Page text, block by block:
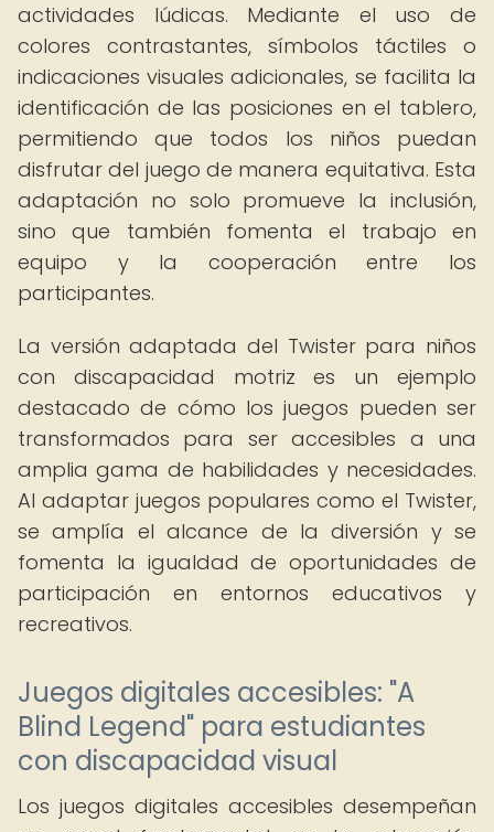
actividades lúdicas. Mediante el uso de
colores contrastantes, símbolos táctiles o
indicaciones visuales adicionales, se facilita la
identificación de las posiciones en el tablero,
permitiendo que todos los niños puedan
disfrutar del juego de manera equitativa. Esta
adaptación no solo promueve la inclusión,
sino que también fomenta el trabajo en
equipo y la cooperación entre los
participantes.
La versión adaptada del Twister para niños
con discapacidad motriz es un ejemplo
destacado de cómo los juegos pueden ser
transformados para ser accesibles a una
amplia gama de habilidades y necesidades.
Al adaptar juegos populares como el Twister,
se amplía el alcance de la diversión y se
fomenta la igualdad de oportunidades de
participación en entornos educativos y
recreativos.
Juegos digitales accesibles: "A
Blind Legend" para estudiantes
con discapacidad visual
Los juegos digitales accesibles desempeñan